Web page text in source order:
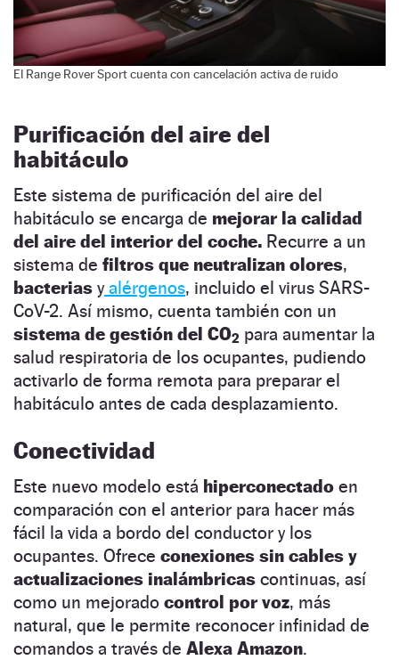
El Range Rover Sport cuenta con cancelación activa de ruido
Purificación del aire del
habitáculo
Este sistema de purificación del aire del
habitáculo se encarga de mejorar la calidad
del aire del interior del coche. Recurre a un
sistema de filtros que neutralizan olores,
bacterias yalérgenos, incluido el virus SARS-
CoV-2. Así mismo, cuenta también con un
sistema de gestión del CO2 para aumentar la
salud respiratoria de los ocupantes, pudiendo
activarlo de forma remota para preparar el
habitáculo antes de cada desplazamiento.
Conectividad
Este nuevo modelo está hiperconectado en
comparación con el anterior para hacer más
fácil la vida a bordo del conductor y los
ocupantes. Ofrece conexiones sin cables y
actualizaciones inalámbricas continuas, así
como un mejorado control por voz, más
natural, que le permite reconocer infinidad de
comandos a través de Alexa Amazon.